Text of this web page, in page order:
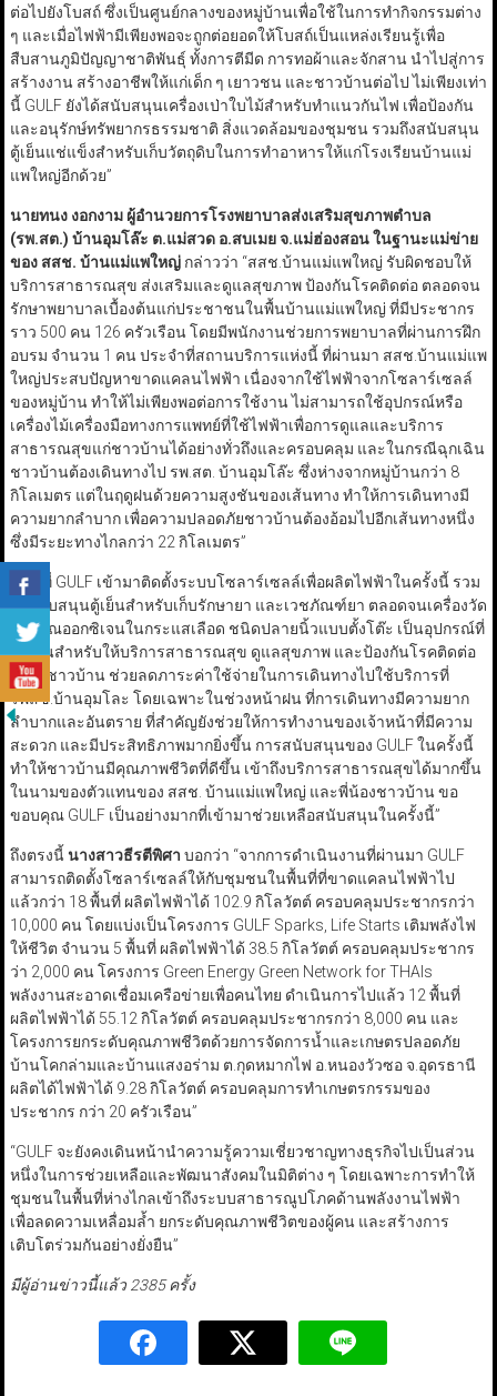
ต่อไปยังโบสถ์ ซึ่งเป็นศูนย์กลางของหมู่บ้านเพื่อใช้ในการทำกิจกรรมต่าง
ๆ และเมื่อไฟฟ้ามีเพียงพอจะถูกต่อยอดให้โบสถ์เป็นแหล่งเรียนรู้เพื่อ
สืบสานภูมิปัญญาชาติพันธุ์ ทั้งการตีมีด การทอผ้าและจักสาน นำไปสู่การ
สร้างงาน สร้างอาชีพให้แก่เด็ก ๆ เยาวชน และชาวบ้านต่อไป ไม่เพียงเท่า
นี้ GULF ยังได้สนับสนุนเครื่องเป่าใบไม้สำหรับทำแนวกันไฟ เพื่อป้องกัน
และอนุรักษ์ทรัพยากรธรรมชาติ สิ่งแวดล้อมของชุมชน รวมถึงสนับสนุน
ตู้เย็นแช่แข็งสำหรับเก็บวัตถุดิบในการทำอาหารให้แก่โรงเรียนบ้านแม่
แพใหญ่อีกด้วย”
นายทนง งอกงาม ผู้อำนวยการโรงพยาบาลส่งเสริมสุขภาพตำบล
(รพ.สต.) บ้านอุมโล๊ะ ต.แม่สวด อ.สบเมย จ.แม่ฮ่องสอน ในฐานะแม่ข่าย
ของ สสช. บ้านแม่แพใหญ่กล่าวว่า “สสช.บ้านแม่แพใหญ่ รับผิดชอบให้
บริการสาธารณสุข ส่งเสริมและดูแลสุขภาพ ป้องกันโรคติดต่อ ตลอดจน
รักษาพยาบาลเบื้องต้นแก่ประชาชนในพื้นบ้านแม่แพใหญ่ ที่มีประชากร
ราว 500 คน 126 ครัวเรือน โดยมีพนักงานช่วยการพยาบาลที่ผ่านการฝึก
อบรม จำนวน 1 คน ประจำที่สถานบริการแห่งนี้ ที่ผ่านมา สสช.บ้านแม่แพ
ใหญ่ประสบปัญหาขาดแคลนไฟฟ้า เนื่องจากใช้ไฟฟ้าจากโซลาร์เซลล์
ของหมู่บ้าน ทำให้ไม่เพียงพอต่อการใช้งาน ไม่สามารถใช้อุปกรณ์หรือ
เครื่องไม้เครื่องมือทางการแพทย์ที่ใช้ไฟฟ้าเพื่อการดูแลและบริการ
สาธารณสุขแก่ชาวบ้านได้อย่างทั่วถึงและครอบคลุม และในกรณีฉุกเฉิน
ชาวบ้านต้องเดินทางไป รพ.สต. บ้านอุมโล๊ะ ซึ่งห่างจากหมู่บ้านกว่า 8
กิโลเมตร แต่ในฤดูฝนด้วยความสูงชันของเส้นทาง ทำให้การเดินทางมี
ความยากลำบาก เพื่อความปลอดภัยชาวบ้านต้องอ้อมไปอีกเส้นทางหนึ่ง
ซึ่งมีระยะทางไกลกว่า 22 กิโลเมตร”
“การที่ GULF เข้ามาติดตั้งระบบโซลาร์เซลล์เพื่อผลิตไฟฟ้าในครั้งนี้ รวม
ถึงสนับสนุนตู้เย็นสำหรับเก็บรักษายา และเวชภัณฑ์ยา ตลอดจนเครื่องวัด
ปริมาณออกซิเจนในกระแสเลือด ชนิดปลายนิ้วแบบตั้งโต๊ะ เป็นอุปกรณ์ที่
จำเป็นสำหรับให้บริการสาธารณสุข ดูแลสุขภาพ และป้องกันโรคติดต่อ
ให้กับชาวบ้าน ช่วยลดภาระค่าใช้จ่ายในการเดินทางไปใช้บริการที่
รพสช.บ้านอุมโละ โดยเฉพาะในช่วงหน้าฝน ที่การเดินทางมีความยาก
ลำบากและอันตราย ที่สำคัญยังช่วยให้การทำงานของเจ้าหน้าที่มีความ
สะดวก และมีประสิทธิภาพมากยิ่งขึ้น การสนับสนุนของ GULF ในครั้งนี้
ทำให้ชาวบ้านมีคุณภาพชีวิตที่ดีขึ้น เข้าถึงบริการสาธารณสุขได้มากขึ้น
ในนามของตัวแทนของ สสช. บ้านแม่แพใหญ่ และพี่น้องชาวบ้าน ขอ
ขอบคุณ GULF เป็นอย่างมากที่เข้ามาช่วยเหลือสนับสนุนในครั้งนี้”
ถึงตรงนี้นางสาวธีรตีพิศา บอกว่า “จากการดำเนินงานที่ผ่านมา GULF
สามารถติดตั้งโซลาร์เซลล์ให้กับชุมชนในพื้นที่ที่ขาดแคลนไฟฟ้าไป
แล้วกว่า 18 พื้นที่ ผลิตไฟฟ้าได้ 102.9 กิโลวัตต์ ครอบคลุมประชากรกว่า
10,000 คน โดยแบ่งเป็นโครงการ GULF Sparks, Life Starts เติมพลังไฟ
ให้ชีวิต จำนวน 5 พื้นที่ ผลิตไฟฟ้าได้ 38.5 กิโลวัตต์ ครอบคลุมประชากร
ว่า 2,000 คน โครงการ Green Energy Green Network for THAIs
พลังงานสะอาดเชื่อมเครือข่ายเพื่อคนไทย ดำเนินการไปแล้ว 12 พื้นที่
ผลิตไฟฟ้าได้ 55.12 กิโลวัตต์ ครอบคลุมประชากรกว่า 8,000 คน และ
โครงการยกระดับคุณภาพชีวิตด้วยการจัดการน้ำและเกษตรปลอดภัย
บ้านโคกล่ามและบ้านแสงอร่าม ต.กุดหมากไฟ อ.หนองวัวซอ จ.อุดรธานี
ผลิตได้ไฟฟ้าได้ 9.28 กิโลวัตต์ ครอบคลุมการทำเกษตรกรรมของ
ประชากร กว่า 20 ครัวเรือน”
“GULF จะยังคงเดินหน้านำความรู้ความเชี่ยวชาญทางธุรกิจไปเป็นส่วน
หนึ่งในการช่วยเหลือและพัฒนาสังคมในมิติต่าง ๆ โดยเฉพาะการทำให้
ชุมชนในพื้นที่ห่างไกลเข้าถึงระบบสาธารณูปโภคด้านพลังงานไฟฟ้า
เพื่อลดความเหลื่อมล้ำ ยกระดับคุณภาพชีวิตของผู้คน และสร้างการ
เติบโตร่วมกันอย่างยั่งยืน”
มีผู้อ่านข่าวนี้แล้ว 2385 ครั้ง